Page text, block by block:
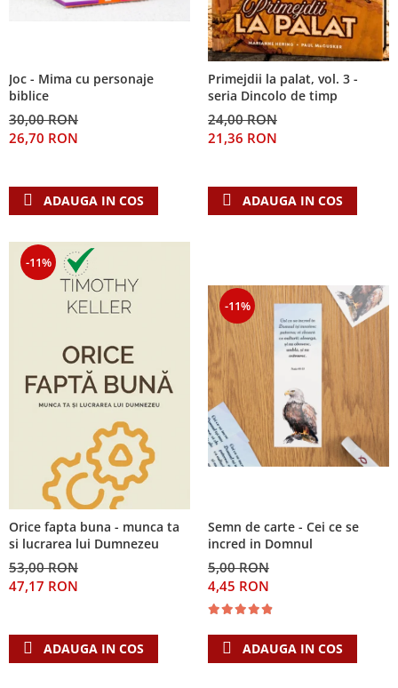
Joc - Mima cu personaje
biblice
30,00 RON
26,70 RON
ADAUGA IN COS
Primejdii la palat, vol. 3 -
seria Dincolo de timp
24,00 RON
21,36 RON
ADAUGA IN COS
-11%
Orice fapta buna - munca ta
si lucrarea lui Dumnezeu
53,00 RON
47,17 RON
ADAUGA IN COS
-11%
Semn de carte - Cei ce se
incred in Domnul
5,00 RON
4,45 RON
ADAUGA IN COS